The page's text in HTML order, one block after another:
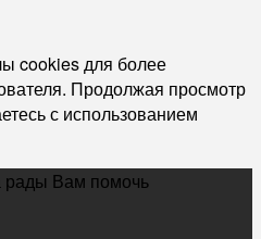
cookies для более
Продолжая просмотр
с использованием
рады Вам помочь